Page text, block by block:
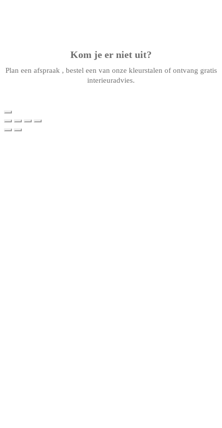
Kom je er niet uit?
Plan een afspraak , bestel een van onze kleurstalen of ontvang gratis
interieuradvies.